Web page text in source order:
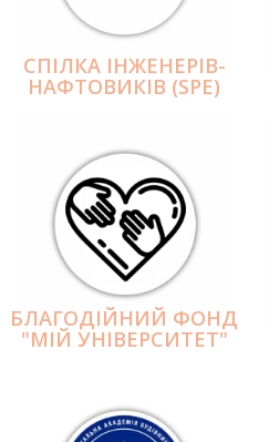
СПІЛКА ІНЖЕНЕРІВ-
НАФТОВИКІВ (SPE)
БЛАГОДІЙНИЙ ФОНД
"МІЙ УНІВЕРСИТЕТ"